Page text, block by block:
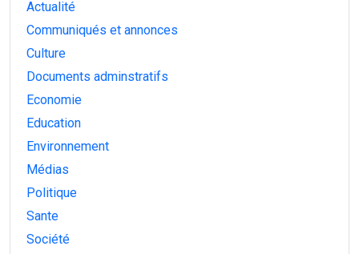
Actualité
Communiqués et annonces
Culture
Documents adminstratifs
Economie
Education
Environnement
Médias
Politique
Sante
Société